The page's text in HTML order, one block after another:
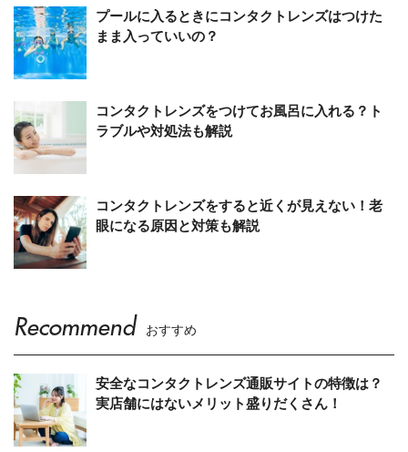
プールに入るときにコンタクトレンズはつけた
まま入っていいの？
コンタクトレンズをつけてお風呂に入れる？ト
ラブルや対処法も解説
コンタクトレンズをすると近くが見えない！老
眼になる原因と対策も解説
Recommend おすすめ
安全なコンタクトレンズ通販サイトの特徴は？
実店舗にはないメリット盛りだくさん！